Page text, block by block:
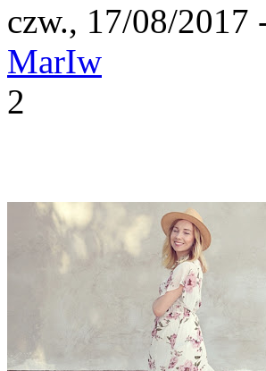
czw., 17/08/2017
MarIw
2